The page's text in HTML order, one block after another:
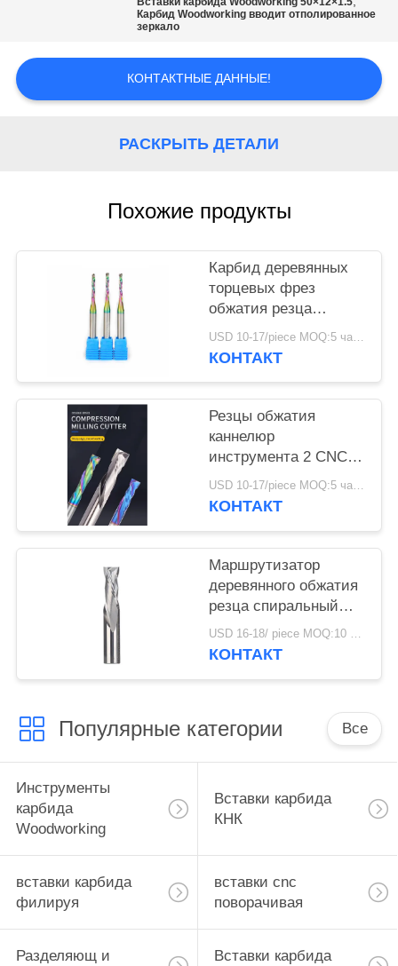
КАРТА
САЙТА
ПОЛИТИКА
Карбид Woodworking вводит отполированное
зеркало
КОНТАКТНЫЕ ДАННЫЕ!
РАСКРЫТЬ ДЕТАЛИ
Похожие продукты
Карбид деревянных
торцевых фрез
обжатия резца
твердый вверх и вниз
покрытия радуги DLC
USD 10-17/piece MOQ:5 частей
КОНТАКТ
Резцы обжатия
каннелюр
инструмента 2 CNC
оптовой цены
деревянные с Nano
USD 10-17/piece MOQ:5 частей
КОНТАКТ
Маршрутизатор
деревянного обжатия
резца спиральный
сдержал твердый
карбид вверх и вниз
USD 16-18/ piece MOQ:10 частей
КОНТАКТ
Популярные категории Все
Инструменты
карбида
Woodworking
Вставки карбида
КНК
вставки карбида
филируя
вставки cnc
поворачивая
Разделяющ и Вставки карбида